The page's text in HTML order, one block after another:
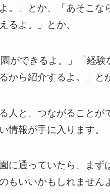
。」とか、「あそこな
るよ。」とか、
園ができるよ。」「経験
から紹介するよ。」と
人と、つながることが
情報が手に入ります。
に通っていたら、まず
もいいかもしれません